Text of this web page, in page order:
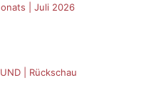
| Juli 2026
| Rückschau